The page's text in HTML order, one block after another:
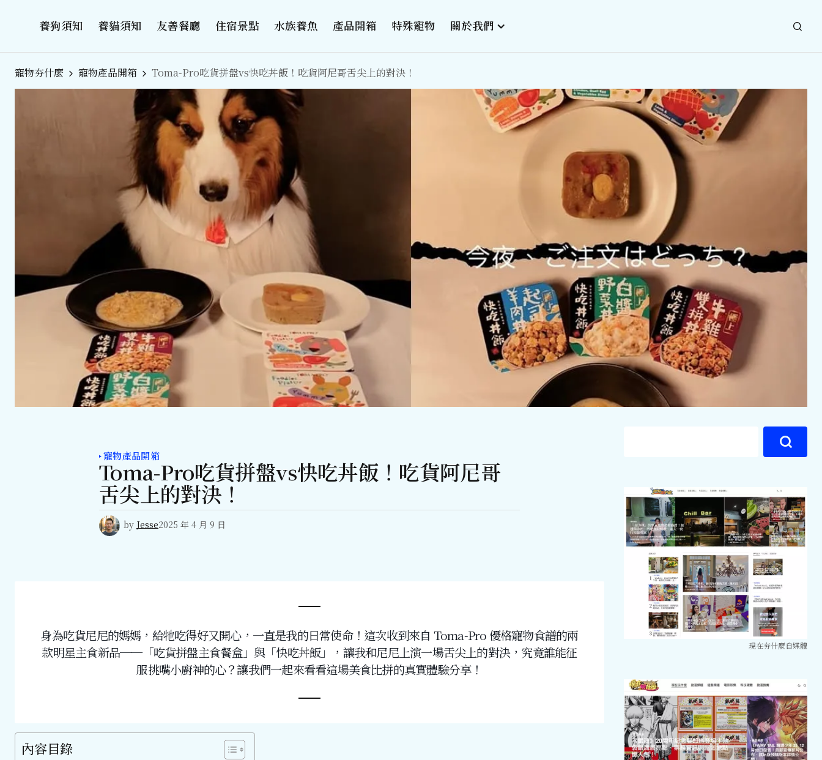
養狗須知 養貓須知 友善餐廳 住宿景點 水族養魚 產品開箱 特殊寵物 關於我們
寵物夯什麼 寵物產品開箱 Toma-Pro吃貨拼盤vs快吃丼飯！吃貨阿尼哥舌尖上的對決！
寵物產品開箱
Toma-Pro吃貨拼盤vs快吃丼飯！吃貨阿尼哥
舌尖上的對決！
by Jesse2025 年 4 月 9 日
身為吃貨尼尼的媽媽，給牠吃得好又開心，一直是我的日常使命！這次收到來自 Toma-Pro 優格寵物食譜的兩
款明星主食新品──「吃貨拼盤主食餐盒」與「快吃丼飯」，讓我和尼尼上演一場舌尖上的對決，究竟誰能征
服挑嘴小廚神的心？讓我們一起來看看這場美食比拼的真實體驗分享！
內容目錄
現在夯什麼自媒體